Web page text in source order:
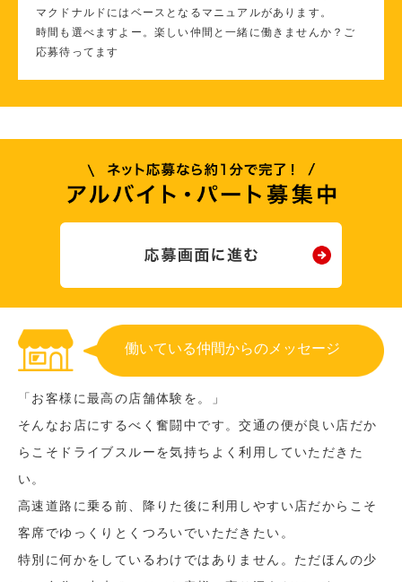
マクドナルドにはベースとなるマニュアルがあります。
時間も選べますよー。楽しい仲間と一緒に働きませんか？ご
応募待ってます
働いている仲間からのメッセージ
「お客様に最高の店舗体験を。」
そんなお店にするべく奮闘中です。交通の便が良い店だか
らこそドライブスルーを気持ちよく利用していただきた
い。
高速道路に乗る前、降りた後に利用しやすい店だからこそ
客席でゆっくりとくつろいでいただきたい。
特別に何かをしているわけではありません。ただほんの少